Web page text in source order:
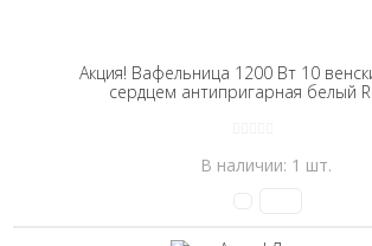
Акция! Вафельница 1200 Вт 10
сердцем антипригарная белый
В наличии: 1 шт.